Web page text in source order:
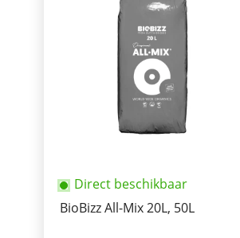
Direct beschikbaar
BioBizz All-Mix 20L, 50L